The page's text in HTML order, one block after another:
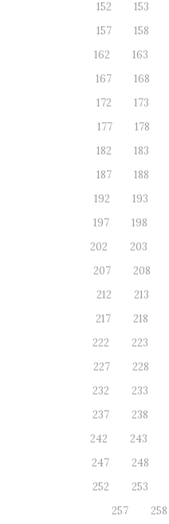
152
153
157
158
162
163
167
168
172
173
177
178
182
183
187
188
192
193
197
198
202
203
207
208
212
213
217
218
222
223
227
228
232
233
237
238
242
243
247
248
252
253
257
258